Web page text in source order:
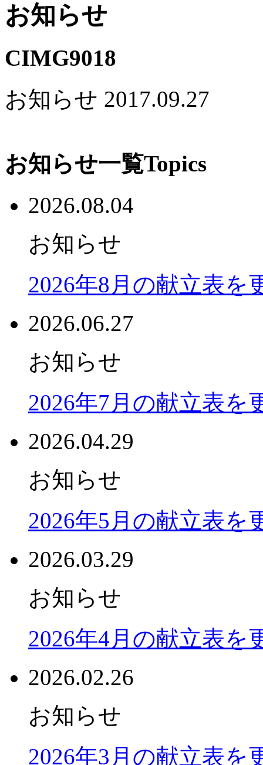
お知らせ
CIMG9018
お知らせ 2017.09.27
お知らせ一覧Topics
2026.08.04
お知らせ
2026年8月の献立表を
2026.06.27
お知らせ
2026年7月の献立表を
2026.04.29
お知らせ
2026年5月の献立表を
2026.03.29
お知らせ
2026年4月の献立表を
2026.02.26
お知らせ
2026年3月の献立表を